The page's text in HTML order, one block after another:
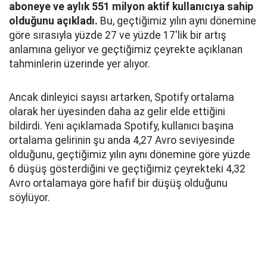
aboneye ve aylık 551 milyon aktif kullanıcıya sahip
olduğunu açıkladı. Bu, geçtiğimiz yılın aynı dönemine
göre sırasıyla yüzde 27 ve yüzde 17'lik bir artış
anlamına geliyor ve geçtiğimiz çeyrekte açıklanan
tahminlerin üzerinde yer alıyor.
Ancak dinleyici sayısı artarken, Spotify ortalama
olarak her üyesinden daha az gelir elde ettiğini
bildirdi. Yeni açıklamada Spotify, kullanıcı başına
ortalama gelirinin şu anda 4,27 Avro seviyesinde
olduğunu, geçtiğimiz yılın aynı dönemine göre yüzde
6 düşüş gösterdiğini ve geçtiğimiz çeyrekteki 4,32
Avro ortalamaya göre hafif bir düşüş olduğunu
söylüyor.